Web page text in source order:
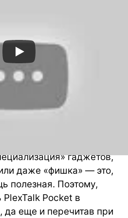
гаджетов,
даже «фишка» — это,
полезная. Поэтому,
Pocket в
да еще и перечитав при